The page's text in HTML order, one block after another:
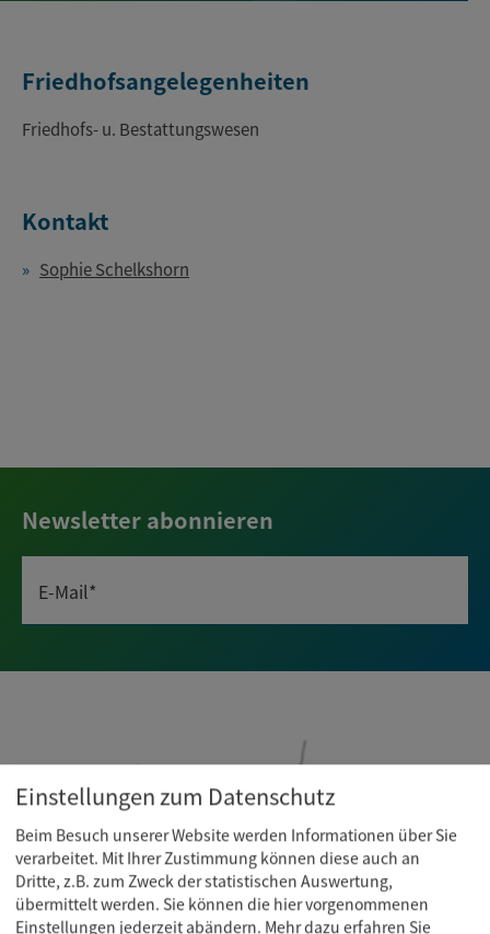
Friedhofsangelegenheiten
Friedhofs- u. Bestattungswesen
Kontakt
Sophie Schelkshorn
Newsletter abonnieren
E-Mail*
Einstellungen zum Datenschutz
Beim Besuch unserer Website werden Informationen über Sie
verarbeitet. Mit Ihrer Zustimmung können diese auch an
Dritte, z.B. zum Zweck der statistischen Auswertung,
übermittelt werden. Sie können die hier vorgenommenen
Einstellungen jederzeit abändern. Mehr dazu erfahren Sie